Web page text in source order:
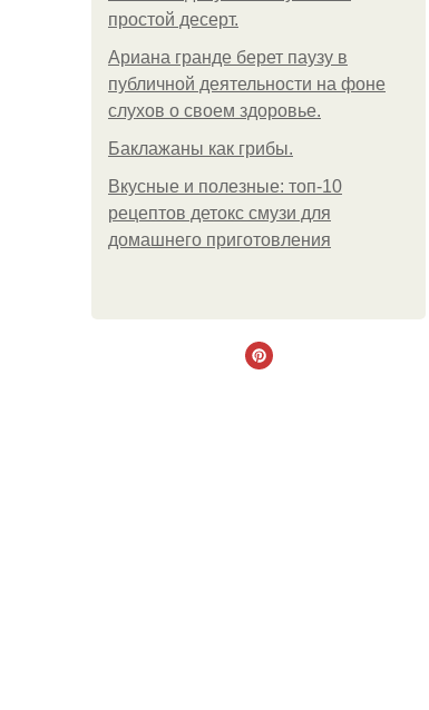
простой десерт.
Ариана гранде берет паузу в
публичной деятельности на фоне
слухов о своем здоровье.
Баклажаны как грибы.
Вкусные и полезные: топ-10
рецептов детокс смузи для
домашнего приготовления